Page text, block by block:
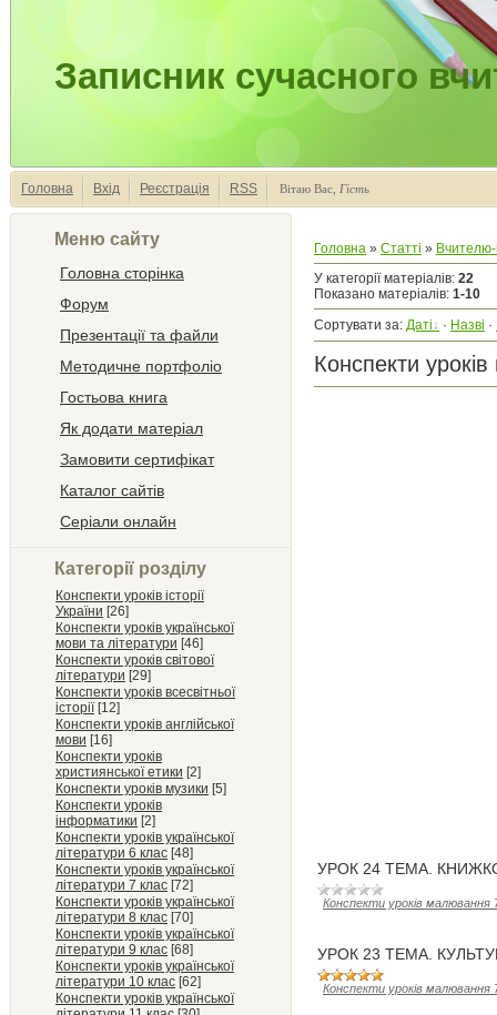
Записник сучасного
Головна Вхід Реєстрація RSS Вітаю Вас Гість
Меню сайту
Головна сторінка
Форум
Презентації та файли
Методичне портфоліо
Гостьова книга
Як додати матеріал
Замовити сертифікат
Каталог сайтів
Серіали онлайн
Категорії розділу
Конспекти уроків історії
України [26]
Конспекти уроків української
мови та літератури [46]
Конспекти уроків світової
літератури [29]
Конспекти уроків всесвітньої
історії [12]
Конспекти уроків англійської
мови [16]
Конспекти уроків
християнської етики [2]
Конспекти уроків музики [5]
Конспекти уроків
інформатики [2]
Конспекти уроків української
літератури 6 клас [48]
Конспекти уроків української
літератури 7 клас [72]
Конспекти уроків української
літератури 8 клас [70]
Конспекти уроків української
літератури 9 клас [68]
Конспекти уроків української
літератури 10 клас [62]
Конспекти уроків української
Головна » Статті »
У категорії матеріалів: 22
Показано матеріалів: 1-10
Сортувати за: Даті · Назві ·
Конспекти
УРОК 24 ТЕМА.
Конспекти уроків малювання
УРОК 23 ТЕМА.
Конспекти уроків малювання